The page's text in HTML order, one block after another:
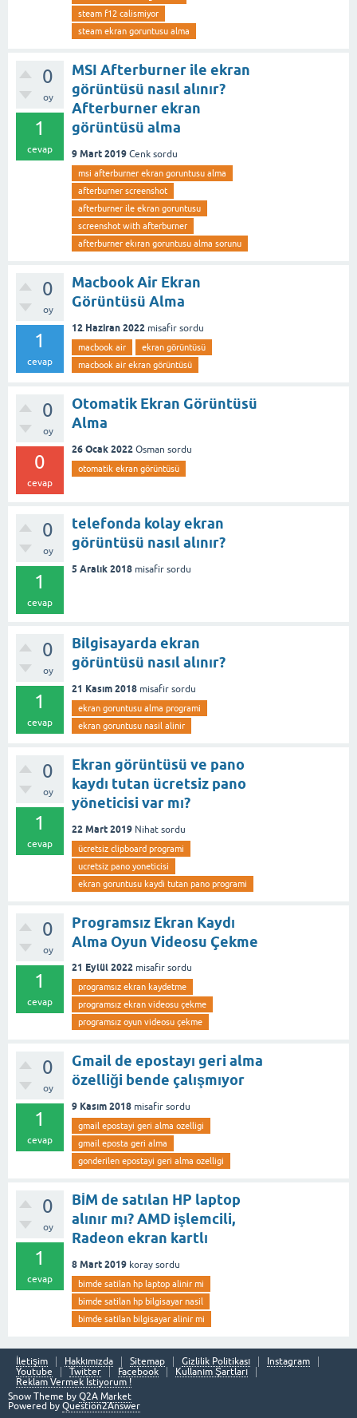
steam f12 calismiyor
steam ekran goruntusu alma
0
oy
1
cevap
MSI Afterburner ile ekran
görüntüsü nasıl alınır?
Afterburner ekran
görüntüsü alma
9 Mart 2019 Cenk sordu
msi afterburner ekran goruntusu alma
afterburner screenshot
afterburner ile ekran goruntusu
screenshot with afterburner
afterburner ekıran goruntusu alma sorunu
0
oy
1
cevap
Macbook Air Ekran
Görüntüsü Alma
12 Haziran 2022 misafir sordu
macbook air
ekran görüntüsü
macbook air ekran görüntüsü
0
oy
0
cevap
Otomatik Ekran Görüntüsü
Alma
26 Ocak 2022 Osman sordu
otomatik ekran görüntüsü
0
oy
1
cevap
telefonda kolay ekran
görüntüsü nasıl alınır?
5 Aralık 2018 misafir sordu
0
oy
1
cevap
Bilgisayarda ekran
görüntüsü nasıl alınır?
21 Kasım 2018 misafir sordu
ekran goruntusu alma programi
ekran goruntusu nasil alinir
0
oy
1
cevap
Ekran görüntüsü ve pano
kaydı tutan ücretsiz pano
yöneticisi var mı?
22 Mart 2019 Nihat sordu
ücretsiz clipboard programi
ucretsiz pano yoneticisi
ekran goruntusu kaydi tutan pano programi
0
oy
1
cevap
Programsız Ekran Kaydı
Alma Oyun Videosu Çekme
21 Eylül 2022 misafir sordu
programsız ekran kaydetme
programsız ekran videosu çekme
programsız oyun videosu çekme
0
oy
1
cevap
Gmail de epostayı geri alma
özelliği bende çalışmıyor
9 Kasım 2018 misafir sordu
gmail epostayi geri alma ozelligi
gmail eposta geri alma
gonderilen epostayi geri alma ozelligi
0
oy
1
cevap
BİM de satılan HP laptop
alınır mı? AMD işlemcili,
Radeon ekran kartlı
8 Mart 2019 koray sordu
bimde satilan hp laptop alinir mi
bimde satilan hp bilgisayar nasil
bimde satilan bilgisayar alinir mi
İletişim Hakkımızda Sitemap Gizlilik Politikası
Instagram
Youtube
Twitter Facebook
Kullanım Şartları
Reklam Vermek İstiyorum !
Snow Theme by Q2A Market
Powered by Question2Answer